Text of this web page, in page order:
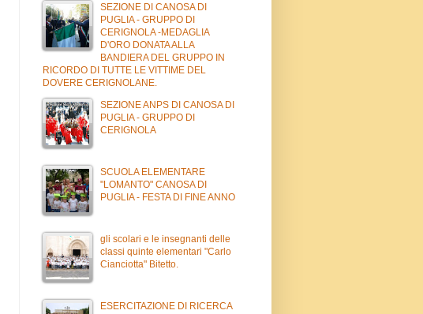
SEZIONE DI CANOSA DI
PUGLIA - GRUPPO DI
CERIGNOLA -MEDAGLIA
D'ORO DONATA ALLA
BANDIERA DEL GRUPPO IN
RICORDO DI TUTTE LE VITTIME DEL
DOVERE CERIGNOLANE.
SEZIONE ANPS DI CANOSA DI
PUGLIA - GRUPPO DI
CERIGNOLA
SCUOLA ELEMENTARE
"LOMANTO" CANOSA DI
PUGLIA - FESTA DI FINE ANNO
gli scolari e le insegnanti delle
classi quinte elementari "Carlo
Cianciotta" Bitetto.
ESERCITAZIONE DI RICERCA